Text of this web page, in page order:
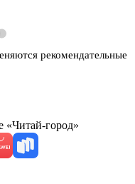
рекомендательные
«Читай-город»